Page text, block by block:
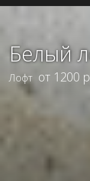
Белый
Лофт от 1200